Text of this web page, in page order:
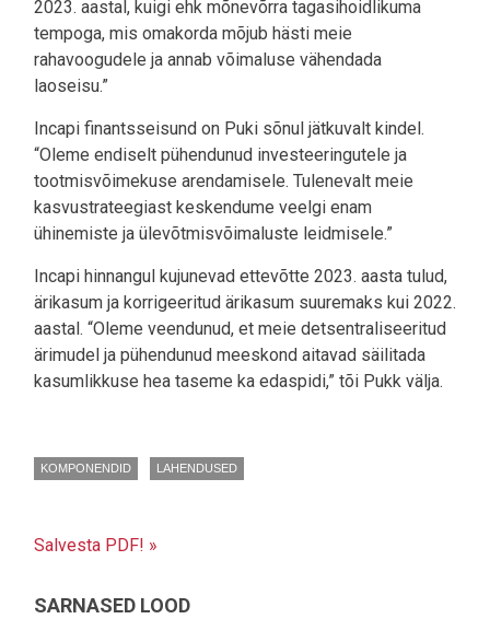
2023. aastal, kuigi ehk mõnevõrra tagasihoidlikuma
tempoga, mis omakorda mõjub hästi meie
rahavoogudele ja annab võimaluse vähendada
laoseisu.”
Incapi finantsseisund on Puki sõnul jätkuvalt kindel.
“Oleme endiselt pühendunud investeeringutele ja
tootmisvõimekuse arendamisele. Tulenevalt meie
kasvustrateegiast keskendume veelgi enam
ühinemiste ja ülevõtmisvõimaluste leidmisele.”
Incapi hinnangul kujunevad ettevõtte 2023. aasta tulud,
ärikasum ja korrigeeritud ärikasum suuremaks kui 2022.
aastal. “Oleme veendunud, et meie detsentraliseeritud
ärimudel ja pühendunud meeskond aitavad säilitada
kasumlikkuse hea taseme ka edaspidi,” tõi Pukk välja.
KOMPONENDID LAHENDUSED
Salvesta PDF! »
SARNASED LOOD